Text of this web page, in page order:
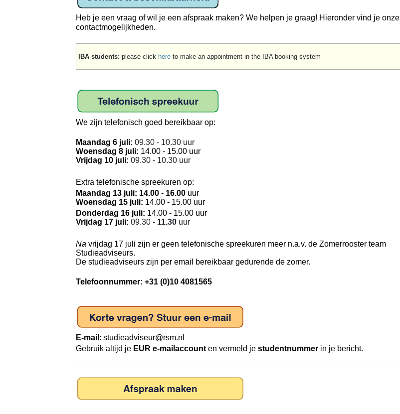
Heb je een vraag of wil je een afspraak maken? We helpen je graag! Hieronder vind je onze
contactmogelijkheden.
IBA students: please click here to make an appointment in the IBA booking system
We zijn telefonisch goed bereikbaar op:
Maandag 6 juli: 09.30 - 10.30 uur
Woensdag 8 juli: 14.00 - 15.00 uur
Vrijdag 10 juli: 09.30 - 10.30 uur
Extra telefonische spreekuren op:
Maandag 13 juli: 14.00 - 16.00 uur
Woensdag 15 juli: 14.00 - 15.00 uur
Donderdag 16 juli: 14.00 - 15.00 uur
Vrijdag 17 juli: 09.30 - 11.30 uur
Na vrijdag 17 juli zijn er geen telefonische spreekuren meer n.a.v. de Zomerrooster team
Studieadviseurs.
De studieadviseurs zijn per email bereikbaar gedurende de zomer.
Telefoonnummer: +31 (0)10 4081565
E-mail : studieadviseur@rsm.nl
Gebruik altijd je EUR e-mailaccount en vermeld je studentnummer in je bericht.